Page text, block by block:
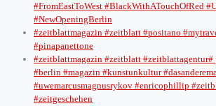
#FromEastToWest #BlackWithATouchOfRed
#NewOpeningBerlin
#zeitblattmagazin #zeitblatt #positano
#pinapanettone
#zeitblattmagazin #zeitblatt #zeitblattagentur#
#berlin #magazin #kunstunkultur
#uwemarcusmagnusrykov #enricophillip
#zeitgeschehen